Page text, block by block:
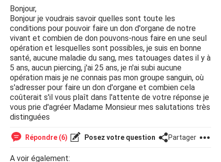
Bonjour,
Bonjour je voudrais savoir quelles sont toute les
conditions pour pouvoir faire un don d'organe de notre
vivant et combien de don pouvons-nous faire en une seul
opération et lesquelles sont possibles, je suis en bonne
santé, aucune maladie du sang, mes tatouages dates il y à
5 ans, aucun piercing, j'ai 25 ans, je n'ai subi aucune
opération mais je ne connais pas mon groupe sanguin, où
s'adresser pour faire un don d'organe et combien cela
coûterait s'il vous plaît dans l'attente de votre réponse je
vous prie d'agréer Madame Monsieur mes salutations très
distinguées
Répondre (6) Posez votre question Partager
A voir également: